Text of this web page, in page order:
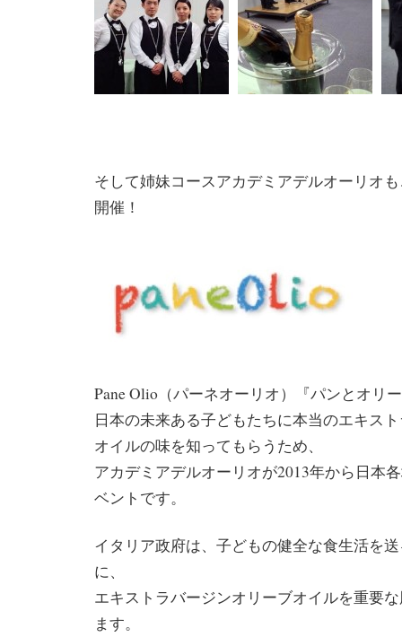
そして姉妹コースアカデミアデルオーリオ
開催！
Pane Olio（パーネオーリオ）『パンとオリ
日本の未来ある子どもたちに本当のエキス
オイルの味を知ってもらうため、
アカデミアデルオーリオが2013年から日本
ベントです。
イタリア政府は、子どもの健全な食生活を
に、
エキストラバージンオリーブオイルを重要
ます。